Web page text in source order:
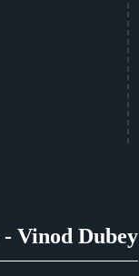
Vinod Dubey